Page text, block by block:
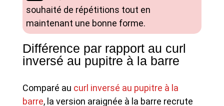
souhaité de répétitions tout en
maintenant une bonne forme.
Différence par rapport au curl
inversé au pupitre à la barre
Comparé au curl inversé au pupitre à la
barre, la version araignée à la barre recrute